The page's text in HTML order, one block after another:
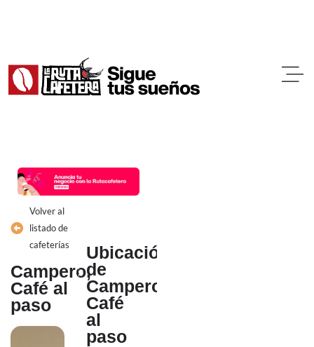
Volver al
listado de
cafeterías
Campero,
Café al
paso
Ubicación
de
Campero,
Café
al
paso